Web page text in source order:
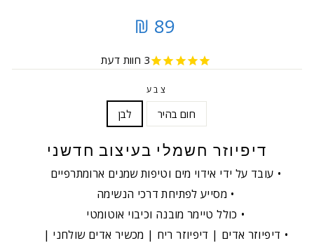
89 ₪
3 חוות דעת
צבע
חום בהיר לבן
דיפיוזר חשמלי בעיצוב חדשני
עובד על ידי אידוי מים וטיפות שמנים ארומתרפיים
מסייע לפתיחת דרכי הנשימה
כולל טיימר מובנה וכיבוי אוטומטי
דיפיוזר אדים | דיפיוזר ריח | מכשיר אדים שולחני |